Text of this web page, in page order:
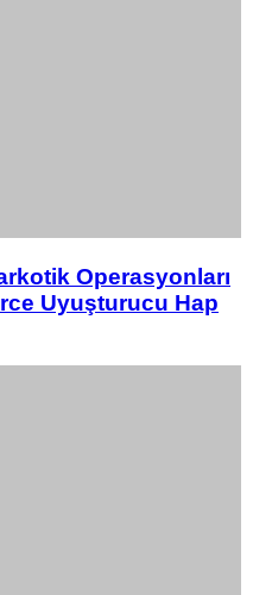
Operasyonları
Uyuşturucu Hap